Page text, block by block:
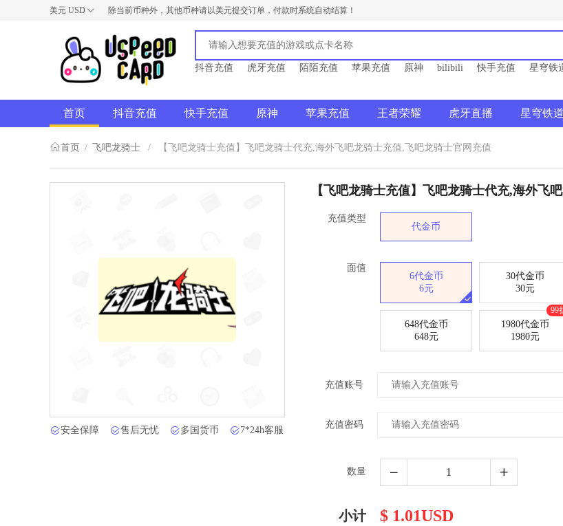
美元 USD
USD
AUD
NZD
除当前币种外，其他币种请以美元提交订单，付款时系统自动结算！
抖音充值 虎牙充值 陌陌充值 苹果充值 原神 bilibili 快手充值 星穹铁
首页 抖音充值 快手充值 原神 苹果充值 王者荣耀 虎牙直播 星穹铁道
首页 / 飞吧龙骑士 / 【飞吧龙骑士充值】飞吧龙骑士代充,海外飞吧龙骑士充值,飞吧龙骑士官网充值
安全保障 售后无忧 多国货币 7*24h客服
【飞吧龙骑士充值】飞吧龙骑士代充,海外飞
充值类型
代金币
面值
6代金币
6元
30代金币
30元
648代金币
648元
99
1980代金币
1980元
充值账号
充值密码
数量
小计 $ 1.01USD